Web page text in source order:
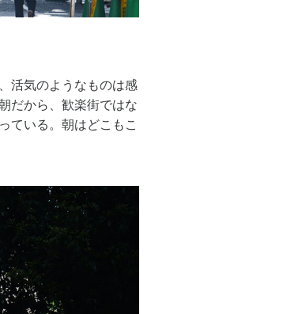
活気のようなものは感
だから、歓楽街ではな
ている。朝はどこもこ